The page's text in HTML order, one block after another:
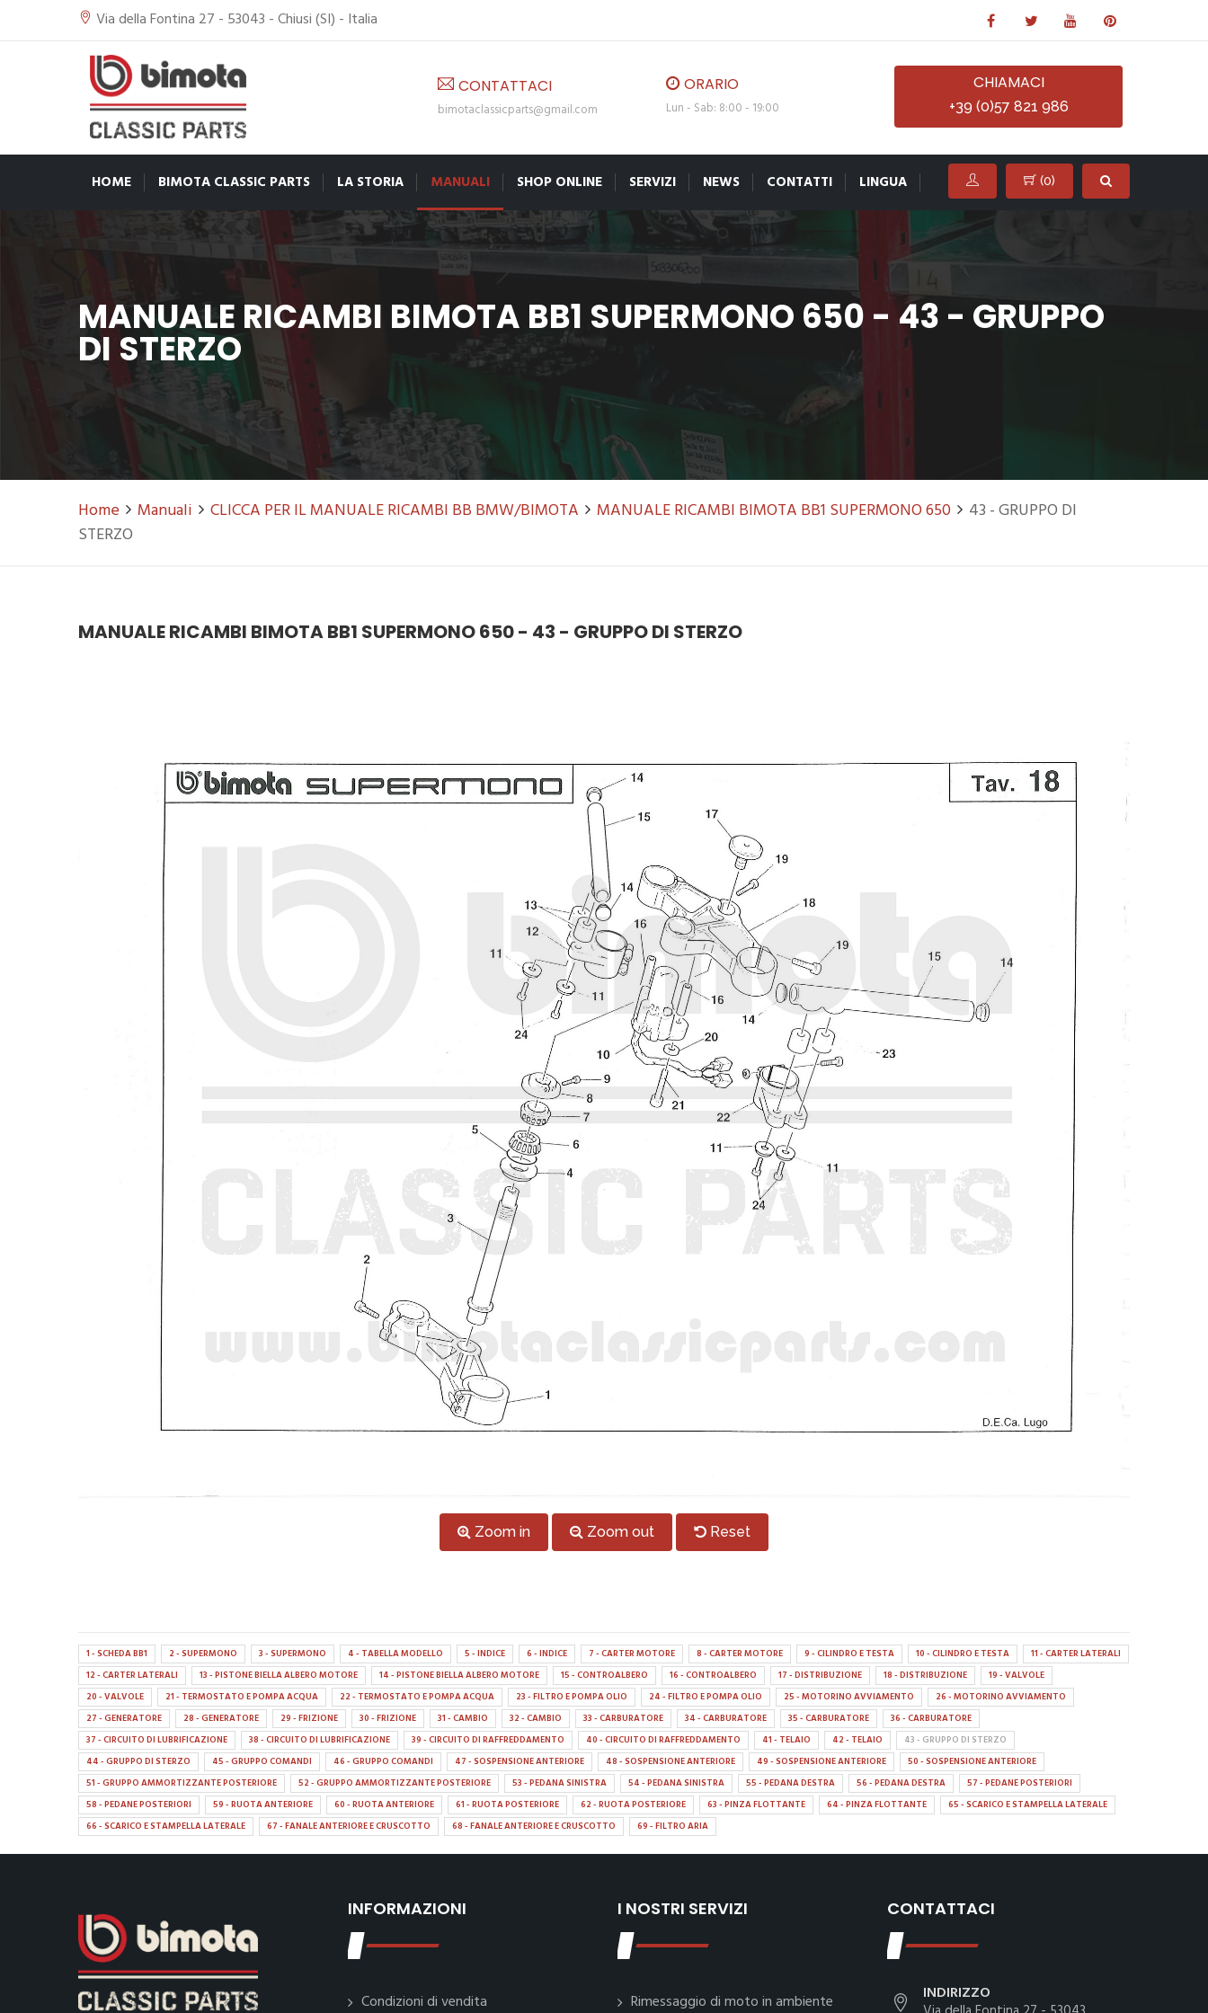
Via della Fontina 27 - 53043 - Chiusi (SI) - Italia
CONTATTACI
bimotaclassicparts@gmail.com
ORARIO
Lun - Sab: 8:00 - 19:00
CHIAMACI
+39 (0)57 821 986
(0)
HOME BIMOTA CLASSIC PARTS LA STORIA MANUALI SHOP ONLINE SERVIZI NEWS CONTATTI LINGUA
MANUALE RICAMBI BIMOTA BB1 SUPERMONO 650 - 43 - GRUPPO
DI STERZO
Home Manuali CLICCA PER IL MANUALE RICAMBI BB BMW/BIMOTA MANUALE RICAMBI BIMOTA BB1 SUPERMONO 650
43 - GRUPPO DI
STERZO
MANUALE RICAMBI BIMOTA BB1 SUPERMONO 650 - 43 - GRUPPO DI STERZO
Zoom in Zoom out Reset
1 - SCHEDA BB1 2 - SUPERMONO 3 - SUPERMONO 4 - TABELLA MODELLO 5 - INDICE 6 - INDICE 7 - CARTER MOTORE 8 - CARTER MOTORE 9 - CILINDRO E TESTA 10 - CILINDRO E TESTA
11 - CARTER LATERALI
12 - CARTER LATERALI
13 - PISTONE BIELLA ALBERO MOTORE 14 - PISTONE BIELLA ALBERO MOTORE 15 - CONTROALBERO 16 - CONTROALBERO 17 - DISTRIBUZIONE 18 - DISTRIBUZIONE
19 - VALVOLE
20 - VALVOLE
21 - TERMOSTATO E POMPA ACQUA 22 - TERMOSTATO E POMPA ACQUA 23 - FILTRO E POMPA OLIO 24 - FILTRO E POMPA OLIO 25 - MOTORINO AVVIAMENTO
26 - MOTORINO AVVIAMENTO
27 - GENERATORE
28 - GENERATORE 29 - FRIZIONE 30 - FRIZIONE 31 - CAMBIO 32 - CAMBIO 33 - CARBURATORE 34 - CARBURATORE 35 - CARBURATORE
36 - CARBURATORE
37 - CIRCUITO DI LUBRIFICAZIONE
38 - CIRCUITO DI LUBRIFICAZIONE 39 - CIRCUITO DI RAFFREDDAMENTO 40 - CIRCUITO DI RAFFREDDAMENTO 41 - TELAIO 42 - TELAIO
43 - GRUPPO DI STERZO
44 - GRUPPO DI STERZO
45 - GRUPPO COMANDI 46 - GRUPPO COMANDI 47 - SOSPENSIONE ANTERIORE 48 - SOSPENSIONE ANTERIORE 49 - SOSPENSIONE ANTERIORE
50 - SOSPENSIONE ANTERIORE
51 - GRUPPO AMMORTIZZANTE POSTERIORE
52 - GRUPPO AMMORTIZZANTE POSTERIORE 53 - PEDANA SINISTRA 54 - PEDANA SINISTRA 55 - PEDANA DESTRA 56 - PEDANA DESTRA
57 - PEDANE POSTERIORI
58 - PEDANE POSTERIORI
59 - RUOTA ANTERIORE 60 - RUOTA ANTERIORE 61 - RUOTA POSTERIORE 62 - RUOTA POSTERIORE 63 - PINZA FLOTTANTE 64 - PINZA FLOTTANTE
65 - SCARICO E STAMPELLA LATERALE
66 - SCARICO E STAMPELLA LATERALE
67 - FANALE ANTERIORE E CRUSCOTTO 68 - FANALE ANTERIORE E CRUSCOTTO 69 - FILTRO ARIA
INFORMAZIONI
Condizioni di vendita
I NOSTRI SERVIZI
Rimessaggio di moto in ambiente
CONTATTACI
INDIRIZZO